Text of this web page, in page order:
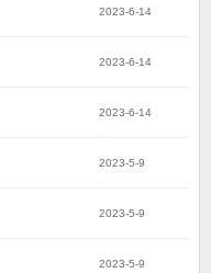
2023-6-14
2023-6-14
2023-6-14
2023-5-9
2023-5-9
2023-5-9